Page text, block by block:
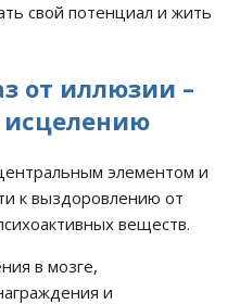
свой потенциал и жить
от иллюзии –
исцелению
элементом и
к выздоровлению от
веществ.
в мозге,
и